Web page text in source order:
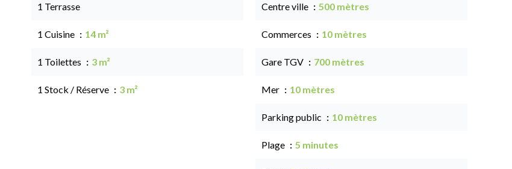
1 Terrasse
1 Cuisine 14 m²
1 Toilettes 3 m²
1 Stock / Réserve 3 m²
Centre ville 500 mètres
Commerces 10 mètres
Gare TGV 700 mètres
Mer 10 mètres
Parking public 10 mètres
Plage 5 minutes